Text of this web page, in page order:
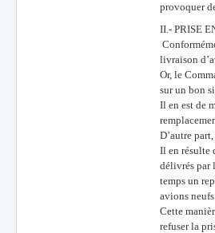
provoquer
II.- PRISE
livraison
Or, le
sur un bon
Il en est de
D’autre
Il en résulte
délivrés par
temps un
avions
Cette
refuser la